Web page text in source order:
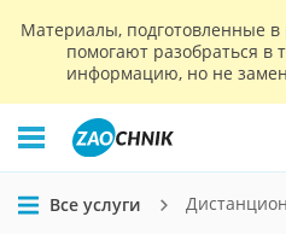
Материалы, подготовленные в
помогают разобраться в
информацию, но не
Все услуги